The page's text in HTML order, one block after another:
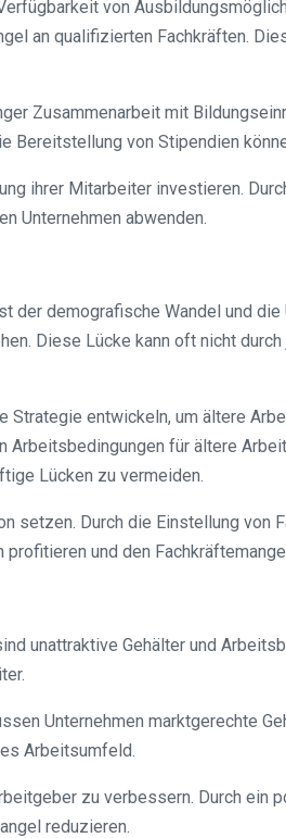
von
an qualifizierten Fachkräften.
Zusammenarbeit mit
Bereitstellung von Stipendien
ihrer Mitarbeiter investieren.
Unternehmen abwenden.
der demografische Wandel und
Diese Lücke kann oft nicht
Strategie entwickeln, um ältere
für ältere
Lücken zu vermeiden.
Durch die Einstellung von
und den
unattraktive Gehälter und
Unternehmen marktgerechte
Arbeitsumfeld.
zu verbessern. Durch ein
reduzieren.